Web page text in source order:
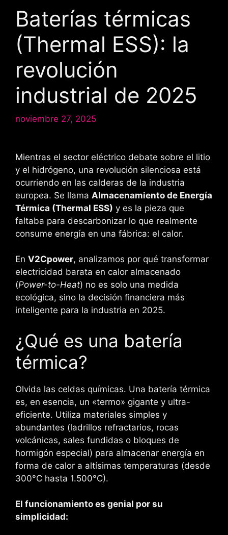
Baterías térmicas
(Thermal ESS): la
revolución
industrial de 2025
noviembre 27, 2025
Mientras el sector eléctrico debate sobre el litio
y el hidrógeno, una revolución silenciosa está
ocurriendo en las calderas de la industria
europea. Se llama Almacenamiento de Energía
Térmica (Thermal ESS) y es la pieza que
faltaba para descarbonizar lo que realmente
consume energía en una fábrica: el calor.
En V2Cpower, analizamos por qué transformar
electricidad barata en calor almacenado
(Power-to-Heat) no es solo una medida
ecológica, sino la decisión financiera más
inteligente para la industria en 2025.
¿Qué es una batería
térmica?
Olvida las celdas químicas. Una batería térmica
es, en esencia, un «termo» gigante y ultra-
eficiente. Utiliza materiales simples y
abundantes (ladrillos refractarios, rocas
volcánicas, sales fundidas o bloques de
hormigón especial) para almacenar energía en
forma de calor a altísimas temperaturas (desde
300°C hasta 1.500°C).
El funcionamiento es genial por su
simplicidad: